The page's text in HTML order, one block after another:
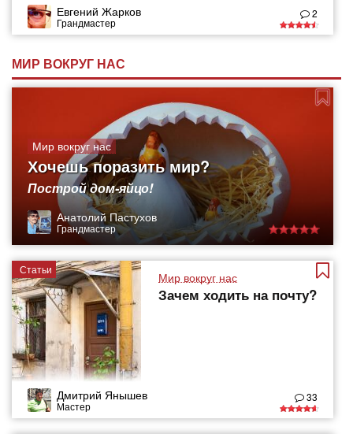
Евгений Жарков
Грандмастер
2
МИР ВОКРУГ НАС
Мир вокруг нас
Хочешь поразить мир?
Построй дом-яйцо!
Анатолий Пастухов
Грандмастер
Статьи
Мир вокруг нас
Зачем ходить на почту?
Дмитрий Янышев
Мастер
33